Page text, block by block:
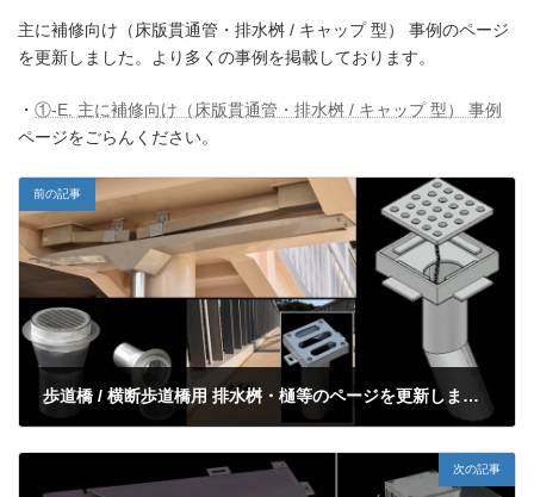
主に補修向け（床版貫通管・排水桝 / キャップ 型） 事例のページ
を更新しました。より多くの事例を掲載しております。
・ ①-E. 主に補修向け（床版貫通管・排水桝 / キャップ 型） 事例
ページをごらんください。
前の記事
歩道橋 / 横断歩道橋用 排水桝・樋等のページを更新しました。
次の記事